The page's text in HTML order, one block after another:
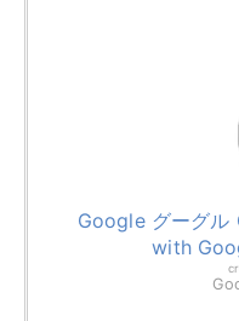
【Chromecastで楽天